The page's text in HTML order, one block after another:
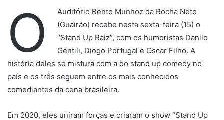
O
Auditório Bento Munhoz da Rocha Neto
(Guairão) recebe nesta sexta-feira (15) o
“Stand Up Raiz”, com os humoristas Danilo
Gentili, Diogo Portugal e Oscar Filho. A
história deles se mistura com a do stand up comedy no
país e os três seguem entre os mais conhecidos
comediantes da cena brasileira.
Em 2020, eles uniram forças e criaram o show “Stand Up